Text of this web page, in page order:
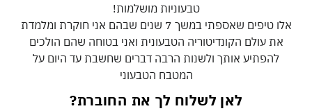
טבעוניות מושלמות!
אלו טיפים שאספתי במשך 7 שנים שבהם אני חוקרת ומלמדת
את עולם הקונדיטוריה הטבעונית ואני בטוחה שהם הולכים
להפתיע אותך ולשנות הרבה דברים שחשבת עד היום על
המטבח הטבעוני
לאן לשלוח לך את החוברת?